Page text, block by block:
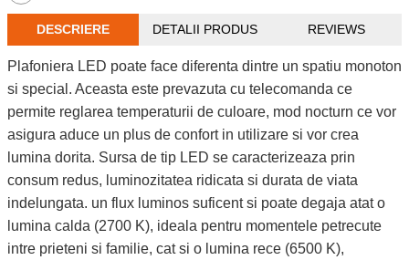
DESCRIERE DETALII PRODUS REVIEWS
Plafoniera LED poate face diferenta dintre un spatiu monoton
si special. Aceasta este prevazuta cu telecomanda ce
permite reglarea temperaturii de culoare, mod nocturn ce vor
asigura aduce un plus de confort in utilizare si vor crea
lumina dorita. Sursa de tip LED se caracterizeaza prin
consum redus, luminozitatea ridicata si durata de viata
indelungata. un flux luminos suficent si poate degaja atat o
lumina calda (2700 K), ideala pentru momentele petrecute
intre prieteni si familie, cat si o lumina rece (6500 K),